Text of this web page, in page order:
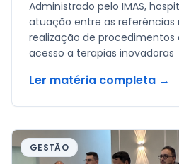
Administrado pelo IMAS,
atuação entre as referências
realização de
acesso a terapias inovadoras
Ler matéria completa →
GESTÃO